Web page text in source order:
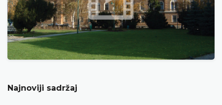
Najnoviji sadržaj